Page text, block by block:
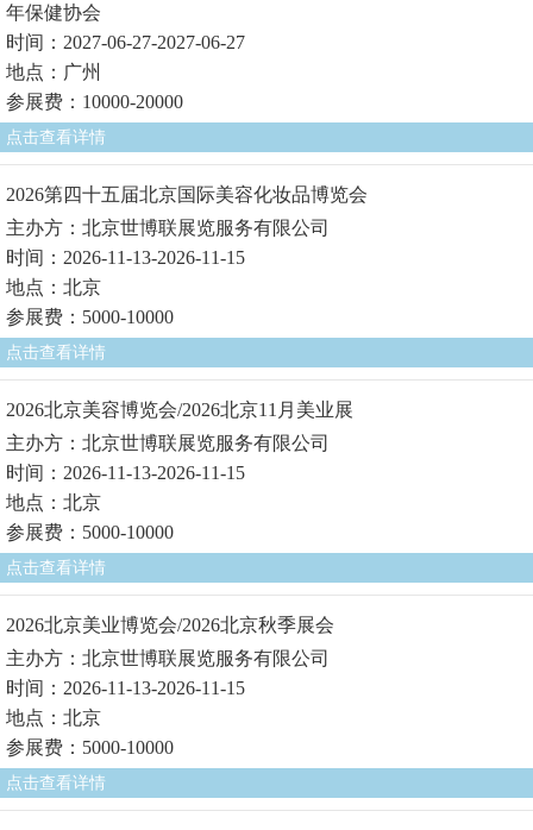
年保健协会
时间：2027-06-27-2027-06-27
地点：广州
参展费：10000-20000
点击查看详情
2026第四十五届北京国际美容化妆品博览会
主办方：北京世博联展览服务有限公司
时间：2026-11-13-2026-11-15
地点：北京
参展费：5000-10000
点击查看详情
2026北京美容博览会/2026北京11月美业展
主办方：北京世博联展览服务有限公司
时间：2026-11-13-2026-11-15
地点：北京
参展费：5000-10000
点击查看详情
2026北京美业博览会/2026北京秋季展会
主办方：北京世博联展览服务有限公司
时间：2026-11-13-2026-11-15
地点：北京
参展费：5000-10000
点击查看详情